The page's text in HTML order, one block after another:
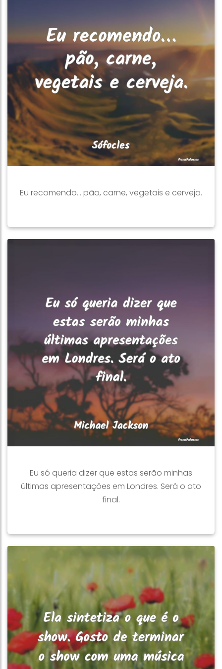
Eu recomendo… pão, carne, vegetais e cerveja.
Eu só queria dizer que estas serão minhas
últimas apresentações em Londres. Será o ato
final.